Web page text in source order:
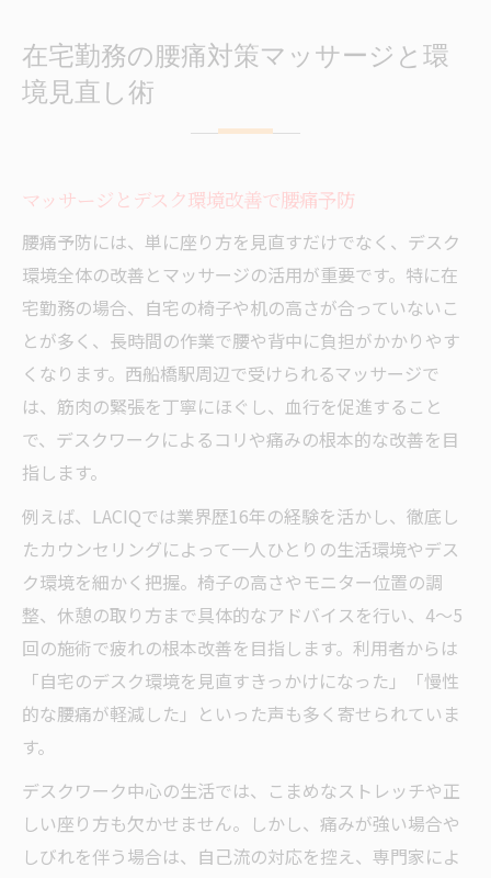
在宅勤務の腰痛対策マッサージと環
境見直し術
マッサージとデスク環境改善で腰痛予防
腰痛予防には、単に座り方を見直すだけでなく、デスク
環境全体の改善とマッサージの活用が重要です。特に在
宅勤務の場合、自宅の椅子や机の高さが合っていないこ
とが多く、長時間の作業で腰や背中に負担がかかりやす
くなります。西船橋駅周辺で受けられるマッサージで
は、筋肉の緊張を丁寧にほぐし、血行を促進すること
で、デスクワークによるコリや痛みの根本的な改善を目
指します。
例えば、LACIQでは業界歴16年の経験を活かし、徹底し
たカウンセリングによって一人ひとりの生活環境やデス
ク環境を細かく把握。椅子の高さやモニター位置の調
整、休憩の取り方まで具体的なアドバイスを行い、4～5
回の施術で疲れの根本改善を目指します。利用者からは
「自宅のデスク環境を見直すきっかけになった」「慢性
的な腰痛が軽減した」といった声も多く寄せられていま
す。
デスクワーク中心の生活では、こまめなストレッチや正
しい座り方も欠かせません。しかし、痛みが強い場合や
しびれを伴う場合は、自己流の対応を控え、専門家によ